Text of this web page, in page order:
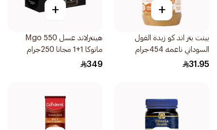
+
بينت بتر اند كو زبدة الفول
السوداني ناعمه 454جرام
31.95
+
هينترلاند عسل 550 Mgo
مانوكا 1+1 مجانا 250جرام
349